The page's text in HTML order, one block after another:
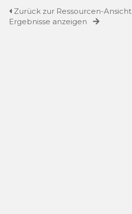
Zurück zur Ressourcen-Ansicht
Ergebnisse anzeigen